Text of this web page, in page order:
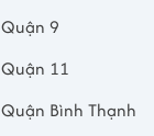
9
11
Bình Thạnh